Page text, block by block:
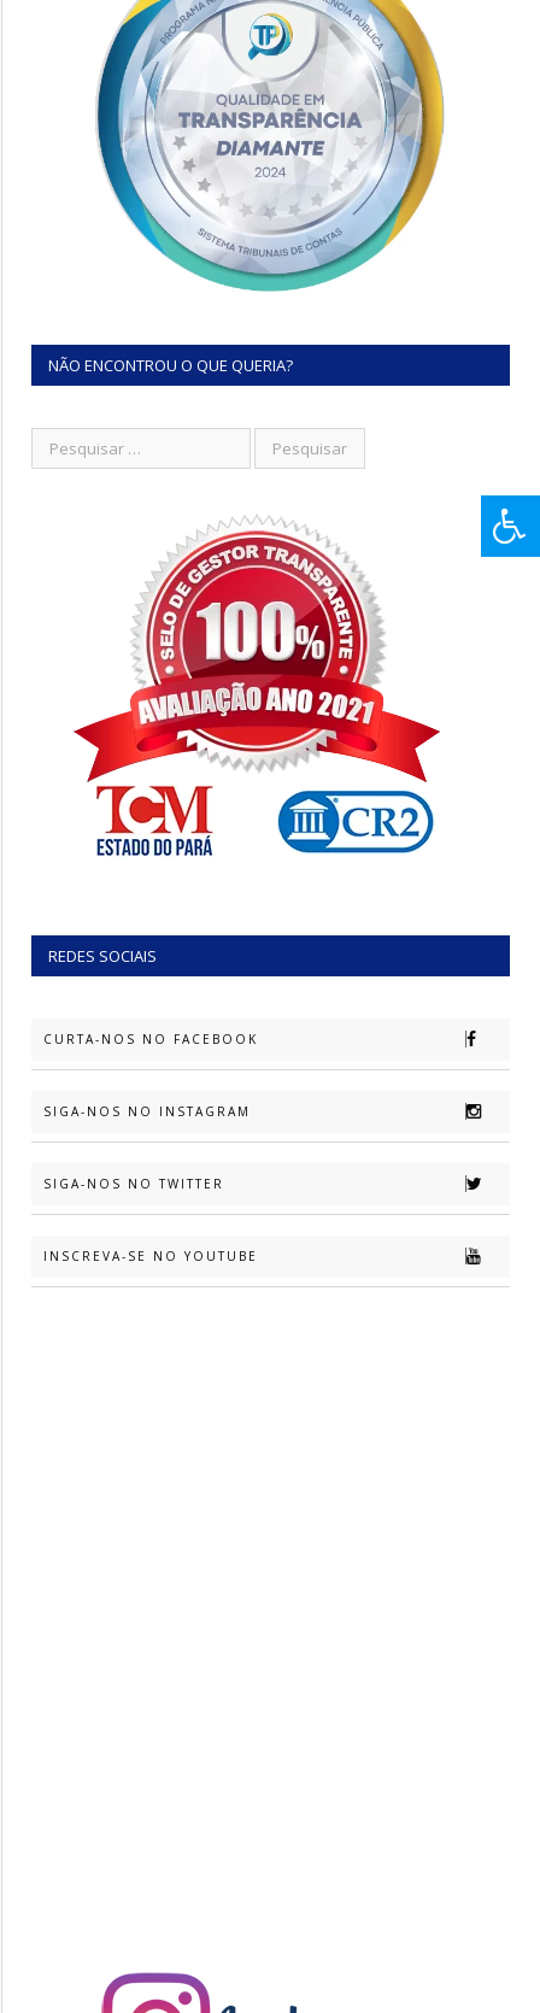
NÃO ENCONTROU O QUE QUERIA?
REDES SOCIAIS
CURTA-NOS NO FACEBOOK
SIGA-NOS NO INSTAGRAM
SIGA-NOS NO TWITTER
INSCREVA-SE NO YOUTUBE